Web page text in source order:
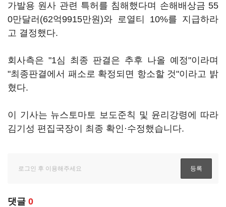
가발용 원사 관련 특허를 침해했다며 손해배상금 55
0만달러(62억9915만원)와 로열티 10%를 지급하라
고 결정했다.
회사측은 "1심 최종 판결은 추후 나올 예정"이라며
"최종판결에서 패소로 확정되면 항소할 것"이라고 밝
혔다.
이 기사는 뉴스토마토 보도준칙 및 윤리강령에 따라
김기성 편집국장이 최종 확인·수정했습니다.
댓글 0